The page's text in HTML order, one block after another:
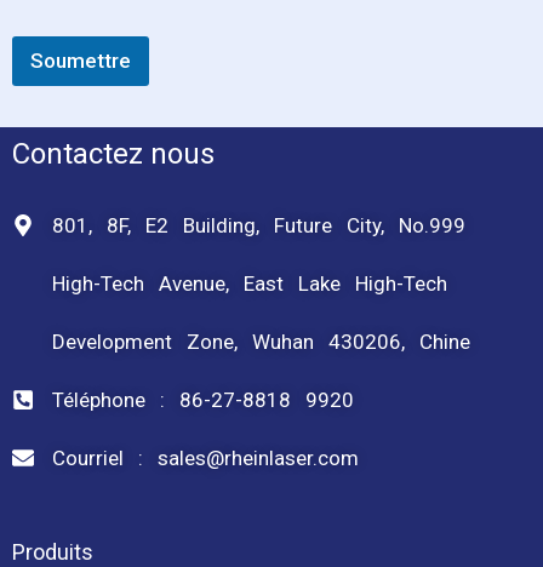
a
t
,
*
T
l
é
Soumettre
Contactez nous
801, 8F, E2 Building, Future City, No.999
High-Tech Avenue, East Lake High-Tech
Development Zone, Wuhan 430206, Chine
Téléphone : 86-27-8818 9920
Courriel : sales@rheinlaser.com
Produits